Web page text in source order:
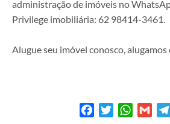
administração de imóveis no
Privilege imobiliária: 62 98414-3461.
Alugue seu imóvel conosco,
FacebookTwitter